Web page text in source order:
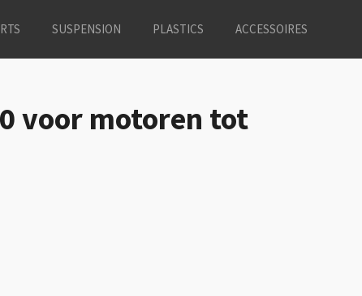
SUSPENSION PLASTICS ACCESSOIRES
voor motoren tot